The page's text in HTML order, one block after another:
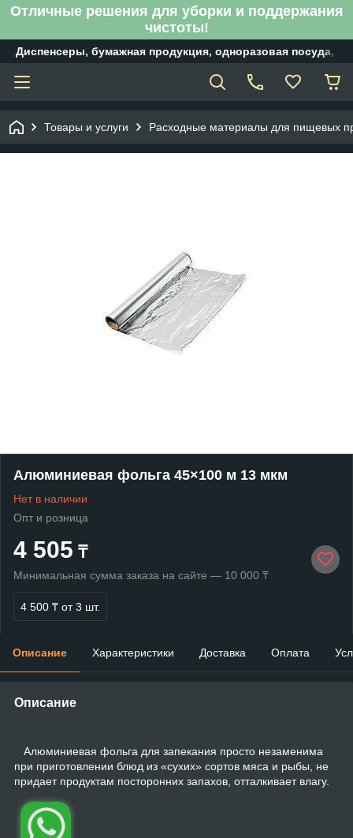
Отличные решения для уборки и поддержания
чистоты!
Диспенсеры, бумажная продукция, одноразовая посуда,
Товары и услуги Расходные материалы для пищевых
Алюминиевая фольга 45×100 м 13 мкм
Нет в наличии
Опт и розница
4 505 ₸
Минимальная сумма заказа на сайте — 10 000 ₸
4 500 ₸ от 3 шт.
Описание Характеристики Доставка Оплата
Описание
Алюминиевая фольга для запекания просто незаменима
при приготовлении блюд из «сухих» сортов мяса и рыбы, не
придает продуктам посторонних запахов, отталкивает влагу.